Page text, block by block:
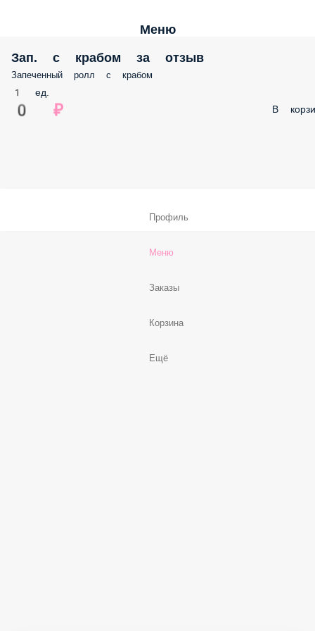
Меню
Зап. с крабом за отзыв
Запеченный ролл с крабом
1 ед.
0 ₽ В
Профиль
Меню
Заказы
Корзина
Ещё